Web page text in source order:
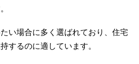
い場合に多く選ばれており、住宅
するのに適しています。